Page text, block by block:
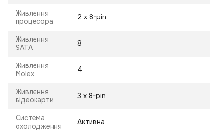
Живлення
процесора
2 х 8-pin
Живлення
SATA
8
Живлення
Molex
4
Живлення
відеокарти
3 х 8-pin
Система
охолодження
Активна